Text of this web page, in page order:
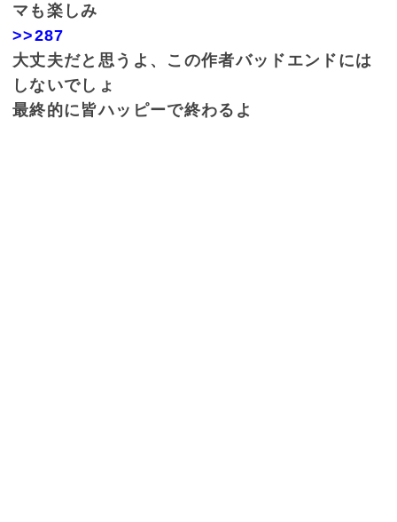
マも楽しみ
>>287
大丈夫だと思うよ、この作者バッドエンドには
しないでしょ
最終的に皆ハッピーで終わるよ